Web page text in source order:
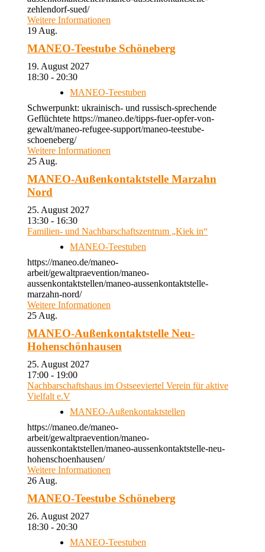
zehlendorf-sued/
Weitere Informationen
19 Aug.
MANEO-Teestube Schöneberg
19. August 2027
18:30 - 20:30
MANEO-Teestuben
Schwerpunkt: ukrainisch- und russisch-sprechende
Geflüchtete https://maneo.de/tipps-fuer-opfer-von-
gewalt/maneo-refugee-support/maneo-teestube-
schoeneberg/
Weitere Informationen
25 Aug.
MANEO-Außenkontaktstelle Marzahn
Nord
25. August 2027
13:30 - 16:30
Familien- und Nachbarschaftszentrum „Kiek in“
MANEO-Teestuben
https://maneo.de/maneo-
arbeit/gewaltpraevention/maneo-
aussenkontaktstellen/maneo-aussenkontaktstelle-
marzahn-nord/
Weitere Informationen
25 Aug.
MANEO-Außenkontaktstelle Neu-
Hohenschönhausen
25. August 2027
17:00 - 19:00
Nachbarschaftshaus im Ostseeviertel Verein für aktive
Vielfalt e.V
MANEO-Außenkontaktstellen
https://maneo.de/maneo-
arbeit/gewaltpraevention/maneo-
aussenkontaktstellen/maneo-aussenkontaktstelle-neu-
hohenschoenhausen/
Weitere Informationen
26 Aug.
MANEO-Teestube Schöneberg
26. August 2027
18:30 - 20:30
MANEO-Teestuben